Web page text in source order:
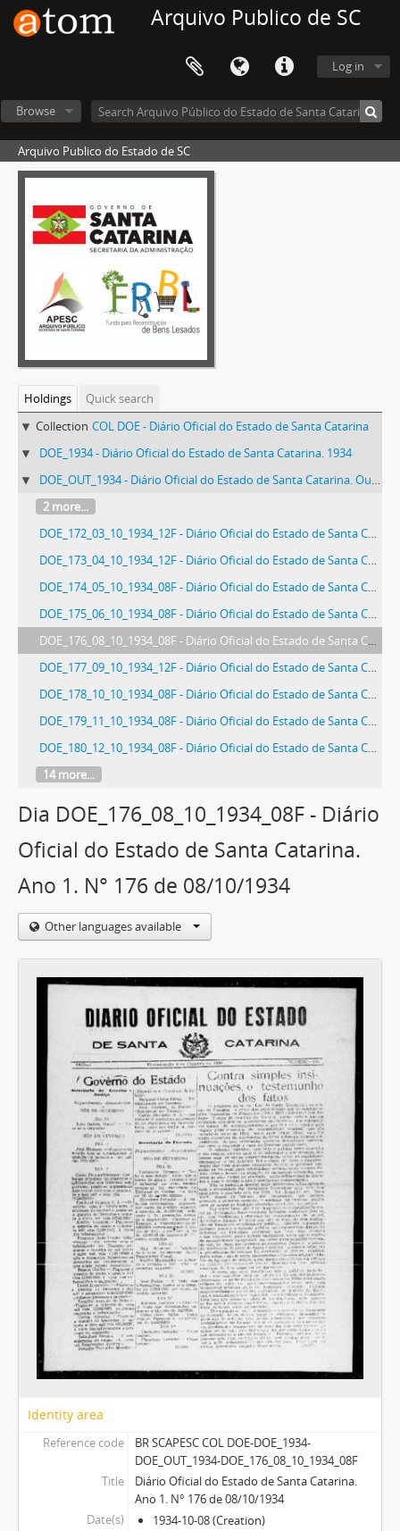
Arquivo Publico de SC
Log in
Browse
Arquivo Publico do Estado de SC
Holdings
Quick search
Collection COL DOE - Diário Oficial do Estado de Santa Catarina
DOE_1934 - Diário Oficial do Estado de Santa Catarina. 1934
DOE_OUT_1934 - Diário Oficial do Estado de Santa Catarina. Outubro de 1934
2 more...
DOE_172_03_10_1934_12F - Diário Oficial do Estado de Santa Catarina. Ano 1. N° 172 de 03/10/1934
DOE_173_04_10_1934_12F - Diário Oficial do Estado de Santa Catarina. Ano 1. N° 173 de 04/10/1934
DOE_174_05_10_1934_08F - Diário Oficial do Estado de Santa Catarina. Ano 1. N° 174 de 05/10/1934
DOE_175_06_10_1934_08F - Diário Oficial do Estado de Santa Catarina. Ano 1. N° 175 de 06/10/1934
DOE_176_08_10_1934_08F - Diário Oficial do Estado de Santa Catarina. Ano 1. N° 176 de 08/10/1934
DOE_177_09_10_1934_12F - Diário Oficial do Estado de Santa Catarina. Ano 1. N° 177 de 09/10/1934
DOE_178_10_10_1934_08F - Diário Oficial do Estado de Santa Catarina. Ano 1. N° 178 de 10/10/1934
DOE_179_11_10_1934_08F - Diário Oficial do Estado de Santa Catarina. Ano 1. N° 179 de 11/10/1934
DOE_180_12_10_1934_08F - Diário Oficial do Estado de Santa Catarina. Ano 1. N° 180 de 12/10/1934
14 more...
Dia DOE_176_08_10_1934_08F - Diário
Oficial do Estado de Santa Catarina.
Ano 1. N° 176 de 08/10/1934
Other languages available
Identity area
Reference code
BR SCAPESC COL DOE-DOE_1934-
DOE_OUT_1934-DOE_176_08_10_1934_08F
Title
Diário Oficial do Estado de Santa Catarina.
Ano 1. N° 176 de 08/10/1934
Date(s)
1934-10-08 (Creation)